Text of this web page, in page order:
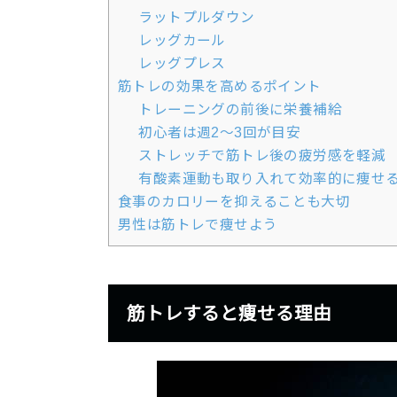
ラットプルダウン
レッグカール
レッグプレス
筋トレの効果を高めるポイント
トレーニングの前後に栄養補給
初心者は週2～3回が目安
ストレッチで筋トレ後の疲労感を軽減
有酸素運動も取り入れて効率的に痩せ
食事のカロリーを抑えることも大切
男性は筋トレで痩せよう
筋トレすると痩せる理由